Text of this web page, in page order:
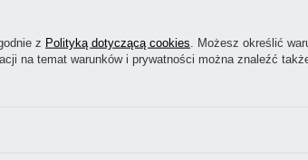
z Polityką dotyczącą cookies . Możesz określić
na temat warunków i prywatności można znaleźć